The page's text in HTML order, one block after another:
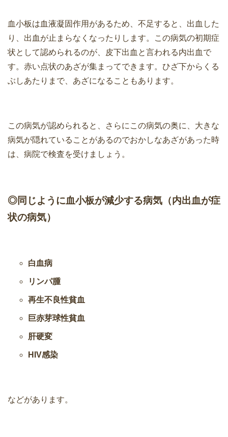
血小板は血液凝固作用があるため、不足すると、出血した
り、出血が止まらなくなったりします。この病気の初期症
状として認められるのが、皮下出血と言われる内出血で
す。赤い点状のあざが集まってできます。ひざ下からくる
ぶしあたりまで、あざになることもあります。
この病気が認められると、さらにこの病気の奥に、大きな
病気が隠れていることがあるのでおかしなあざがあった時
は、病院で検査を受けましょう。
◎同じように血小板が減少する病気（内出血が症
状の病気）
白血病
リンパ腫
再生不良性貧血
巨赤芽球性貧血
肝硬変
HIV感染
などがあります。